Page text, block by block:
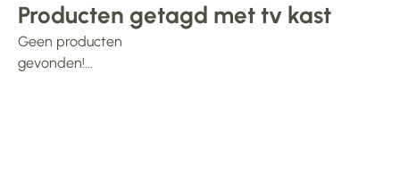
Producten getagd met tv kast
Geen producten
gevonden!...